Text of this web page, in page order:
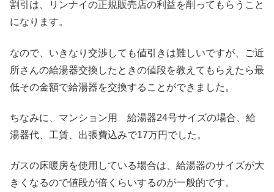
割引は、リンナイの正規販売店の利益を削ってもらうこと
になります。
なので、いきなり交渉しても値引きは難しいですが、ご近
所さんの給湯器交換したときの値段を教えてもらえたら最
低その金額で給湯器を交換することができました。
ちなみに、マンション用 給湯器24号サイズの場合、給
湯器代、工賃、出張費込みで17万円でした。
ガスの床暖房を使用している場合は、給湯器のサイズが大
きくなるので値段が倍くらいするのが一般的です。